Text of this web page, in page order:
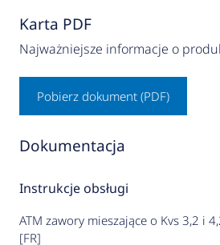
Karta PDF
Najważniejsze informacje o
Pobierz dokument (PDF)
Dokumentacja
Instrukcje obsługi
ATM zawory mieszające o Kvs 3,2 i
[FR]